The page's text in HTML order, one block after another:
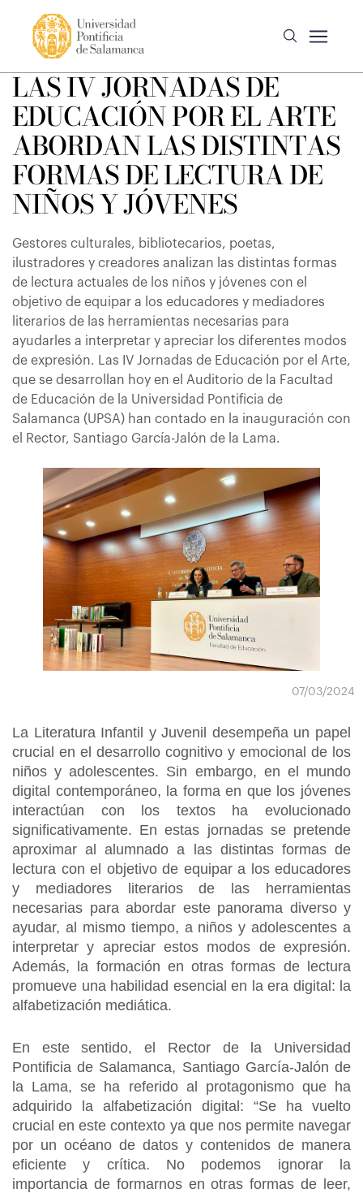
LAS IV JORNADAS DE
EDUCACIÓN POR EL ARTE
ABORDAN LAS DISTINTAS
FORMAS DE LECTURA DE
NIÑOS Y JÓVENES
Gestores culturales, bibliotecarios, poetas,
ilustradores y creadores analizan las distintas formas
de lectura actuales de los niños y jóvenes con el
objetivo de equipar a los educadores y mediadores
literarios de las herramientas necesarias para
ayudarles a interpretar y apreciar los diferentes modos
de expresión. Las IV Jornadas de Educación por el Arte,
que se desarrollan hoy en el Auditorio de la Facultad
de Educación de la Universidad Pontificia de
Salamanca (UPSA) han contado en la inauguración con
el Rector, Santiago García-Jalón de la Lama.
07/03/2024
La Literatura Infantil y Juvenil desempeña un papel
crucial en el desarrollo cognitivo y emocional de los
niños y adolescentes. Sin embargo, en el mundo
digital contemporáneo, la forma en que los jóvenes
interactúan con los textos ha evolucionado
significativamente. En estas jornadas se pretende
aproximar al alumnado a las distintas formas de
lectura con el objetivo de equipar a los educadores
y mediadores literarios de las herramientas
necesarias para abordar este panorama diverso y
ayudar, al mismo tiempo, a niños y adolescentes a
interpretar y apreciar estos modos de expresión.
Además, la formación en otras formas de lectura
promueve una habilidad esencial en la era digital: la
alfabetización mediática.
En este sentido, el Rector de la Universidad
Pontificia de Salamanca, Santiago García-Jalón de
la Lama, se ha referido al protagonismo que ha
adquirido la alfabetización digital: “Se ha vuelto
crucial en este contexto ya que nos permite navegar
por un océano de datos y contenidos de manera
eficiente y crítica. No podemos ignorar la
importancia de formarnos en otras formas de leer,